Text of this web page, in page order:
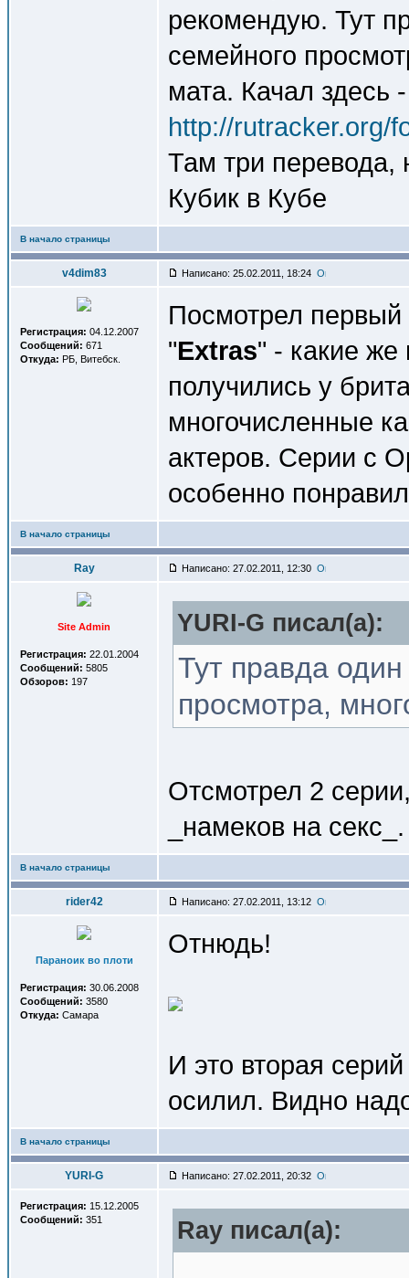
рекомендую. Тут
семейного
мата. Качал здесь -
http://rutracker.org/
Там три перевода,
Кубик в Кубе
В начало страницы
v4dim83 Написано: 25.02.2011, 18:24
Регистрация: 04.12.2007
Сообщений: 671
Откуда: РБ, Витебск.
Посмотрел первый
"Extras" - какие же
получились у
многочисленные
актеров. Серии с
особенно
В начало страницы
Ray Написано: 27.02.2011, 12:30
Site Admin
Регистрация: 22.01.2004
Сообщений: 5805
Обзоров: 197
YURI-G писал(a):
Тут правда
просмотра,
Отсмотрел 2
_намеков на
В начало страницы
rider42 Написано: 27.02.2011, 13:12
Параноик во плоти
Регистрация: 30.06.2008
Сообщений: 3580
Откуда: Самара
Отнюдь!
И это вторая
осилил. Видно
В начало страницы
YURI-G Написано: 27.02.2011, 20:32
Регистрация: 15.12.2005
Сообщений: 351 Ray писал(a):